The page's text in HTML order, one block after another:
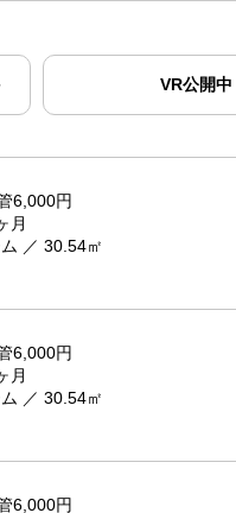
VR公開中
6,000円
月
／ 30.54㎡
6,000円
月
／ 30.54㎡
6,000円